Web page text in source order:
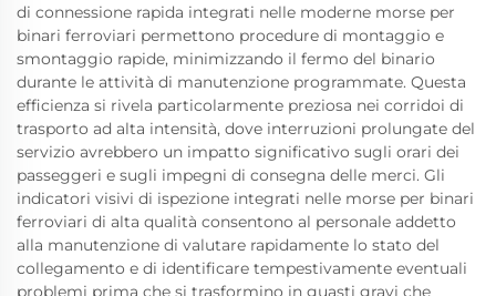
di connessione rapida integrati nelle moderne morse per
binari ferroviari permettono procedure di montaggio e
smontaggio rapide, minimizzando il fermo del binario
durante le attività di manutenzione programmate. Questa
efficienza si rivela particolarmente preziosa nei corridoi di
trasporto ad alta intensità, dove interruzioni prolungate del
servizio avrebbero un impatto significativo sugli orari dei
passeggeri e sugli impegni di consegna delle merci. Gli
indicatori visivi di ispezione integrati nelle morse per binari
ferroviari di alta qualità consentono al personale addetto
alla manutenzione di valutare rapidamente lo stato del
collegamento e di identificare tempestivamente eventuali
problemi prima che si trasformino in guasti gravi che